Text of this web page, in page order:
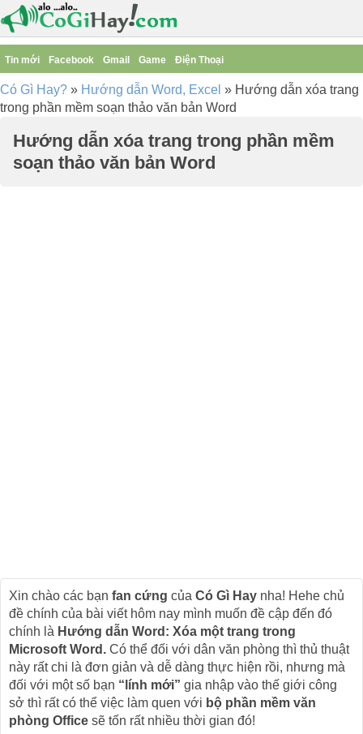
Tin mới Facebook Gmail Game Điện Thoại
Có Gì Hay? » Hướng dẫn Word, Excel » Hướng dẫn xóa trang
trong phần mềm soạn thảo văn bản Word
Hướng dẫn xóa trang trong phần mềm
soạn thảo văn bản Word
Xin chào các bạn fan cứng của Có Gì Hay nha! Hehe chủ
đề chính của bài viết hôm nay mình muốn đề cập đến đó
chính là Hướng dẫn Word: Xóa một trang trong
Microsoft Word. Có thể đối với dân văn phòng thì thủ thuật
này rất chi là đơn giản và dễ dàng thực hiện rồi, nhưng mà
đối với một số bạn “lính mới” gia nhập vào thế giới công
sở thì rất có thể việc làm quen với bộ phần mềm văn
phòng Office sẽ tốn rất nhiều thời gian đó!